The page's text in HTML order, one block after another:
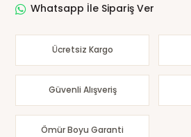
Whatsapp İle Sipariş Ver
Ücretsiz Kargo
Güvenli Alışveriş
Ömür Boyu Garanti